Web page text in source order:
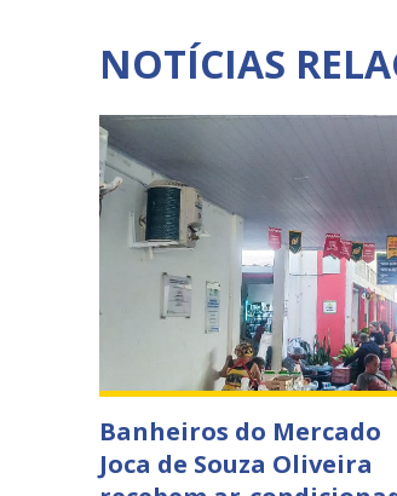
NOTÍCIAS
Banheiros do Mercado
Joca de Souza Oliveira